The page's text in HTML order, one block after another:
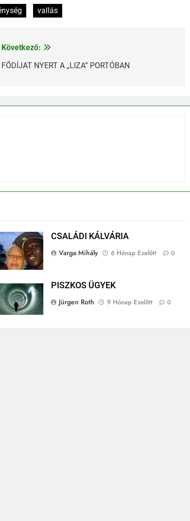
vallás
Következő:
FŐDÍJAT NYERT A „LIZA” PORTÓBAN
CSALÁDI KÁLVÁRIA
Varga Mihály
6 Hónap Ezelőtt 0
PISZKOS ÜGYEK
Jürgen Roth
9 Hónap Ezelőtt 0